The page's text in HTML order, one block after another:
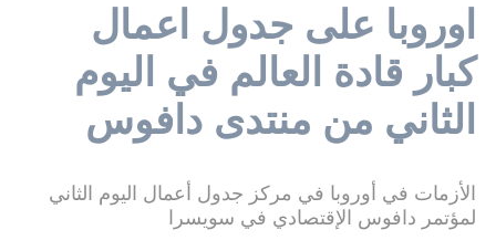
اوروبا على جدول اعمال
كبار قادة العالم في اليوم
الثاني من منتدى دافوس
الأزمات في أوروبا في مركز جدول أعمال اليوم الثاني
لمؤتمر دافوس الإقتصادي في سويسرا